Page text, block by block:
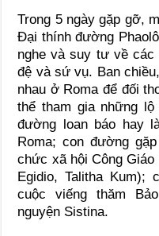
Trong 5 ngày gặp gỡ,
Đại thính đường
nghe và suy tư về
đệ và sứ vụ. Ban
nhau ở Roma để đối
thể tham gia những
đường loan báo hay
Roma; con đường
chức xã hội Công
Egidio, Talitha
cuộc viếng thăm
nguyện Sistina.